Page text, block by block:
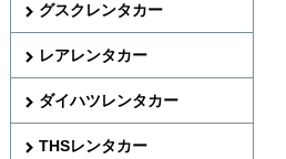
グスクレンタカー
レアレンタカー
ダイハツレンタカー
THSレンタカー